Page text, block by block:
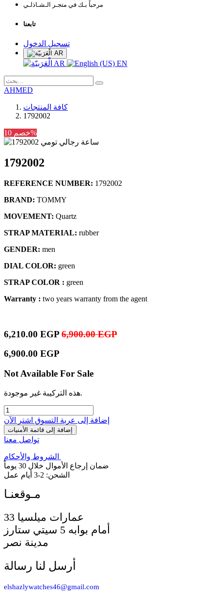
مرحباً بـك في متجـر الـشـاذلـي
تابعنا
تسجيل الدخول
AR
AR EN
AHMED
كافة المنتجات
1792002
خصم 10%
1792002
REFERENCE NUMBER: 1792002
BRAND: TOMMY
MOVEMENT: Quartz
STRAP MATERIAL: rubber
GENDER: men
DIAL COLOR: green
STRAP COLOR : green
Warranty : two years warranty from the agent
6,210.00 EGP 6,900.00EGP
6,900.00 EGP
Not Available For Sale
هذه التركيبة غير موجودة.
إضافة إلى عربة التسوق اشترِ الآن
إضافة إلى قائمة الأمنيات
تواصل معنا
الشروط والأحكام
ضمان إرجاع الأموال خلال 30 يوماً
الشحن: 2-3 أيام عمل
أمام بوابه 5 سيتي ستارز
مدينة نصر
أرسل لنا رسالة
elshazlywatches46@gmail.com